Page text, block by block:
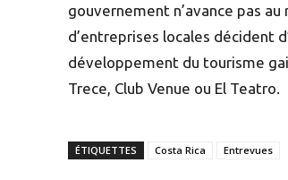
gouvernement n’avance pas
d’entreprises locales décident
développement du tourisme
Trece, Club Venue ou El Teatro.
ÉTIQUETTES Costa Rica Entrevues